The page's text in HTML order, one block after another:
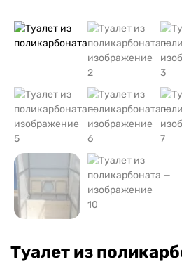
Туалет из